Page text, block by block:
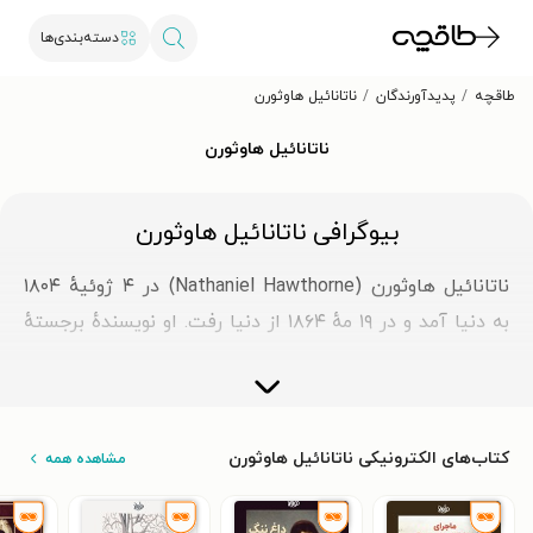
دسته‌بندی‌ها
طاقچه پدیدآورندگان ناتانائیل هاوثورن
ناتانائیل هاوثورن
بیوگرافی ناتانائیل هاوثورن
ناتانائیل هاوثورن (Nathaniel Hawthorne) در ۴ ژوئیهٔ ۱۸۰۴
به دنیا آمد و در ۱۹ مهٔ ۱۸۶۴ از دنیا رفت. او نویسندهٔ برجستهٔ
دوره‌ای کنسول آمریکا در انگلستان نیز شد. او امروزه به‌خاطر
کتاب‌های الکترونیکی ناتانائیل هاوثورن مشاهده همه